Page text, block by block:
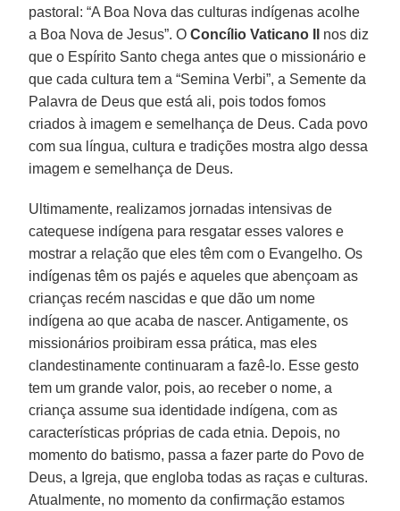
pastoral: “A Boa Nova das culturas indígenas acolhe
a Boa Nova de Jesus”. OConcílio Vaticano II
nos diz
que o Espírito Santo chega antes que o missionário e
que cada cultura tem a “Semina Verbi”, a Semente da
Palavra de Deus que está ali, pois todos fomos
criados à imagem e semelhança de Deus. Cada povo
com sua língua, cultura e tradições mostra algo dessa
imagem e semelhança de Deus.
Ultimamente, realizamos jornadas intensivas de
catequese indígena para resgatar esses valores e
mostrar a relação que eles têm com o Evangelho. Os
indígenas têm os pajés e aqueles que abençoam as
crianças recém nascidas e que dão um nome
indígena ao que acaba de nascer. Antigamente, os
missionários proibiram essa prática, mas eles
clandestinamente continuaram a fazê-lo. Esse gesto
tem um grande valor, pois, ao receber o nome, a
criança assume sua identidade indígena, com as
características próprias de cada etnia. Depois, no
momento do batismo, passa a fazer parte do Povo de
Deus, a Igreja, que engloba todas as raças e culturas.
Atualmente, no momento da confirmação estamos